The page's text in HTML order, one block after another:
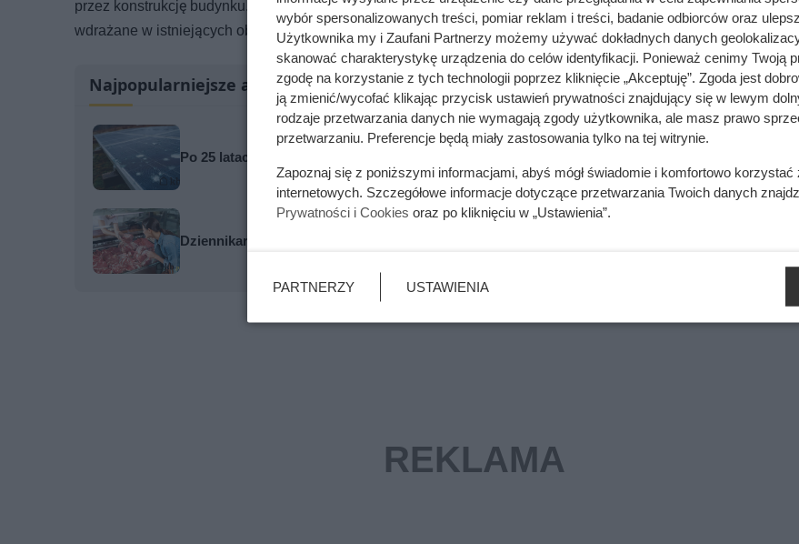
przez konstrukcję budynku. Są to działania zarówno prewencyjne – stosowane na etapie budowy, jak i
wdrażane w istniejących obiektach, gdzie problem hałasu został zauważony już po zamieszkaniu.
Najpopularniejsze artykuły
Po 25 latach z fotowoltaiką dzieje się coś, o czym mało kto myśli przy zakupie
Dziennikarze ujawnili pochodzenie mięsa z Dino. Klienci zaskoczeni
wybór spersonalizowanych treści, pomiar reklam i treści, badanie odbiorców oraz
Użytkownika my i Zaufani Partnerzy możemy używać dokładnych danych
skanować charakterystykę urządzenia do celów identyfikacji. Ponieważ cenimy Twoją
zgodę na korzystanie z tych technologii poprzez kliknięcie „Akceptuję”. Zgoda jest
ją zmienić/wycofać klikając przycisk ustawień prywatności znajdujący się w lewym
rodzaje przetwarzania danych nie wymagają zgody użytkownika, ale masz prawo
przetwarzaniu. Preferencje będą miały zastosowania tylko na tej witrynie.
Zapoznaj się z poniższymi informacjami, abyś mógł świadomie i komfortowo
internetowych. Szczegółowe informacje dotyczące przetwarzania Twoich danych
Prywatności i Cookies oraz po kliknięciu w „Ustawienia”.
PARTNERZY USTAWIENIA